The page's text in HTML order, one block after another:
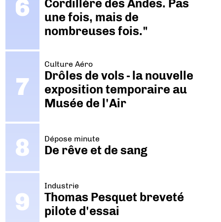
Cordillère des Andes. Pas
une fois, mais de
nombreuses fois."
Culture Aéro
Drôles de vols - la nouvelle
exposition temporaire au
Musée de l'Air
Dépose minute
De rêve et de sang
Industrie
Thomas Pesquet breveté
pilote d'essai